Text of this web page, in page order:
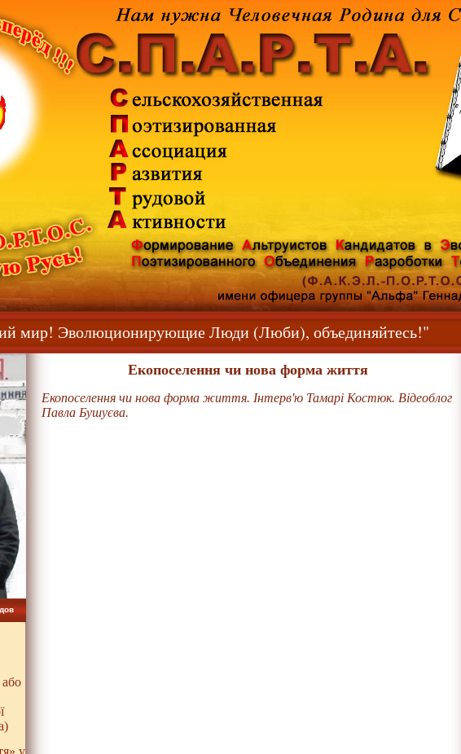
мир! Эволюционирующие Люди (Люби), объединяйтесь!"
у
Екопоселення чи нова форма життя
Екопоселення чи нова форма життя. Інтерв'ю Тамарі Костюк. Відеоблог
Павла Бушуєва.